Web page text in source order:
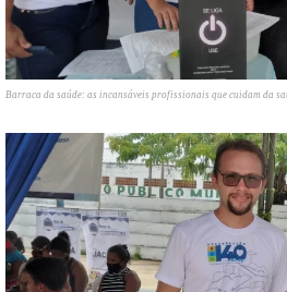
Barraca da saúde: as incansáveis profissionais que cuidam da